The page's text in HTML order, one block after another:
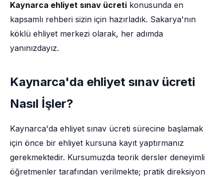
Kaynarca ehliyet sınav ücreti konusunda en
kapsamlı rehberi sizin için hazırladık. Sakarya'nın
köklü ehliyet merkezi olarak, her adımda
yanınızdayız.
Kaynarca'da ehliyet sınav ücreti
Nasıl İşler?
Kaynarca'da ehliyet sınav ücreti sürecine başlamak
için önce bir ehliyet kursuna kayıt yaptırmanız
gerekmektedir. Kursumuzda teorik dersler deneyimli
öğretmenler tarafından verilmekte; pratik direksiyon